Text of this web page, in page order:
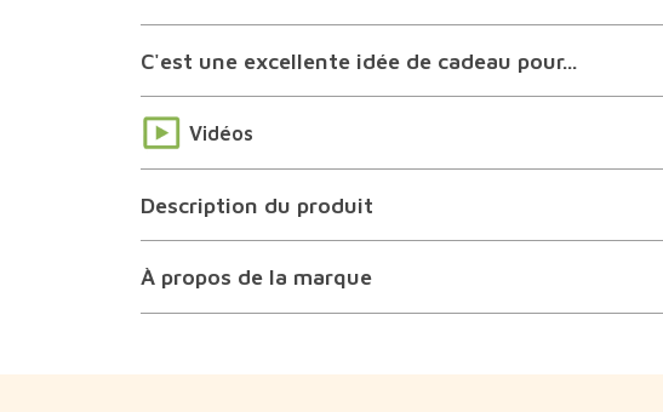
C'est une excellente idée de cadeau pour...
Vidéos
Description du produit
À propos de la marque